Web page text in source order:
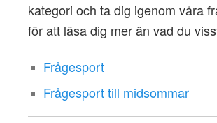
kategori och ta dig igenom våra
för att läsa dig mer än vad du
Frågesport
Frågesport till midsommar